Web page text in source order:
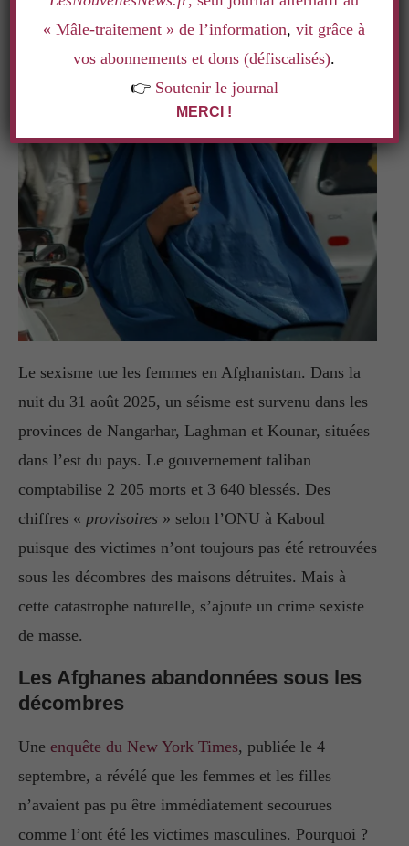
Le sexisme tue les femmes en Afghanistan. Dans la
nuit du 31 août 2025, un séisme est survenu dans les
provinces de Nangarhar, Laghman et Kounar, situées
dans l’est du pays. Le gouvernement taliban
comptabilise 2 205 morts et 3 640 blessés. Des
chiffres « provisoires » selon l’ONU à Kaboul
puisque des victimes n’ont toujours pas été retrouvées
sous les décombres des maisons détruites. Mais à
cette catastrophe naturelle, s’ajoute un crime sexiste
de masse.
Les Afghanes abandonnées sous les
décombres
Une enquête du New York Times, publiée le 4
septembre, a révélé que les femmes et les filles
n’avaient pas pu être immédiatement secourues
comme l’ont été les victimes masculines. Pourquoi ?
« Mâle-traitement » de l’information,vit grâce à
vos abonnements et dons (défiscalisés).
👉 Soutenir le journal
MERCI !